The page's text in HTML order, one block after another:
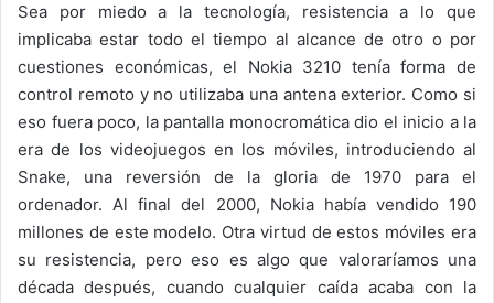
Sea por miedo a la tecnología, resistencia a lo que
implicaba estar todo el tiempo al alcance de otro o por
cuestiones económicas, el Nokia 3210 tenía forma de
control remoto y no utilizaba una antena exterior. Como si
eso fuera poco, la pantalla monocromática dio el inicio a la
era de los videojuegos en los móviles, introduciendo al
Snake, una reversión de la gloria de 1970 para el
ordenador. Al final del 2000, Nokia había vendido 190
millones de este modelo. Otra virtud de estos móviles era
su resistencia, pero eso es algo que valoraríamos una
década después, cuando cualquier caída acaba con la